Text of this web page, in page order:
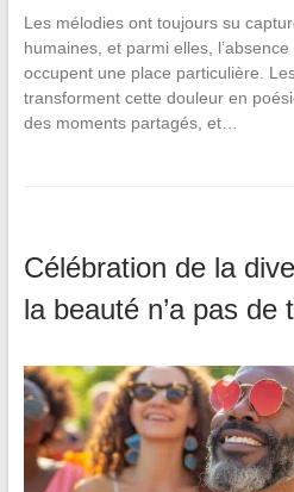
Les mélodies ont toujours su
humaines, et parmi elles,
occupent une place particulière.
transforment cette douleur en
des moments partagés, et…
Célébration de la
la beauté n’a pas de